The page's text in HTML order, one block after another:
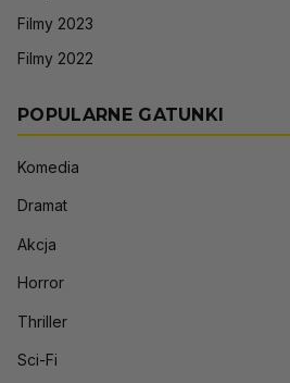
Filmy 2023
Filmy 2022
POPULARNE GATUNKI
Komedia
Dramat
Akcja
Horror
Thriller
Sci-Fi